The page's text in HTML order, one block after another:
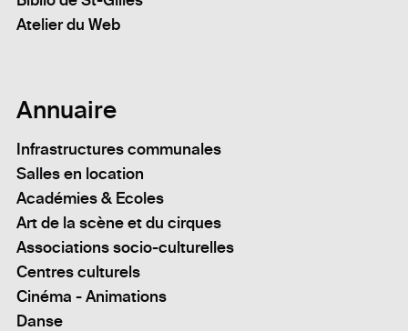
Atelier du Web
Annuaire
Infrastructures communales
Salles en location
Académies & Ecoles
Art de la scène et du cirques
Associations socio-culturelles
Centres culturels
Cinéma - Animations
Danse